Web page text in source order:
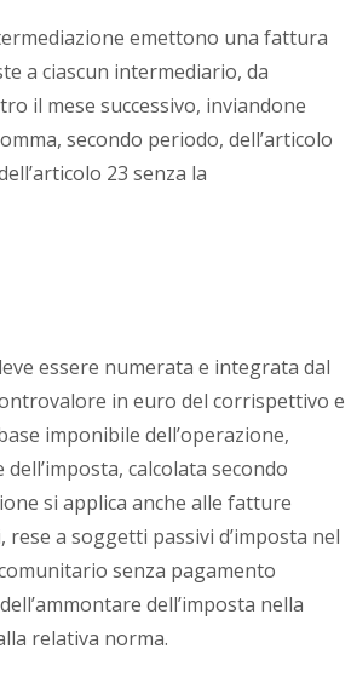
emettono una fattura
a ciascun intermediario, da
il mese successivo, inviandone
secondo periodo, dell’articolo
23 senza la
essere numerata e integrata dal
in euro del corrispettivo e
imponibile dell’operazione,
calcolata secondo
si applica anche alle fatture
a soggetti passivi d’imposta nel
senza pagamento
dell’imposta nella
relativa norma.